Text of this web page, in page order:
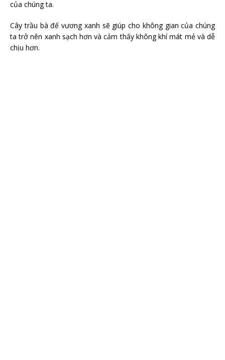
của chúng ta.
Cây trầu bà đế vương xanh sẽ giúp cho không gian của chúng
ta trở nên xanh sạch hơn và cảm thấy không khí mát mẻ và dễ
chịu hơn.